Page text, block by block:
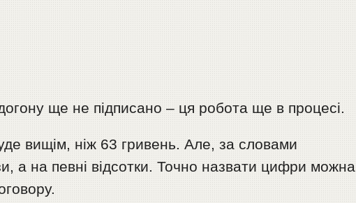
ще не підписано – ця робота ще в процесі.
вищім, ніж 63 гривень. Але, за словами
а на певні відсотки. Точно назвати цифри можна